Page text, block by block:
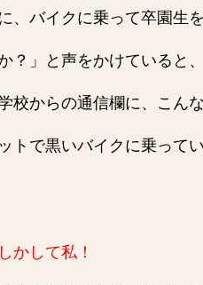
、バイクに乗って卒園生
？」と声をかけていると
校からの通信欄に、こん
トで黒いバイクに乗って
かして私！